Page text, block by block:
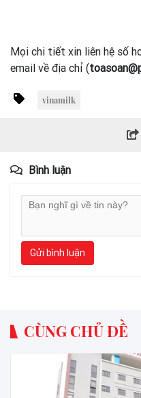
Mọi chi tiết xin liên hệ số
email về địa chỉ (
vinamilk
Bình luận
Gửi bình luận
CÙNG CHỦ ĐỀ